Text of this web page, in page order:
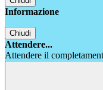
Informazione
Chiudi
Attendere...
Attendere il